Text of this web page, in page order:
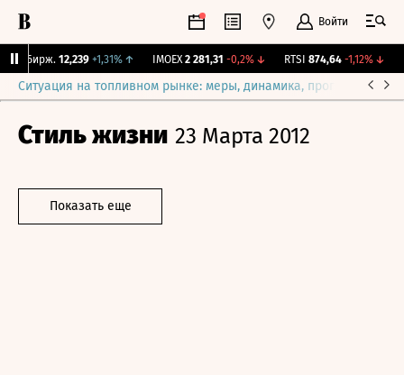
Войти
Бирж. 12,239 +1,31% ↑ IMOEX 2 281,31 -0,2%↓ RTSI 874,64 -1,12%↓
Ситуация на топливном рынке: меры, динамика, прогнозы
Стиль жизни 23 Марта 2012
Показать еще